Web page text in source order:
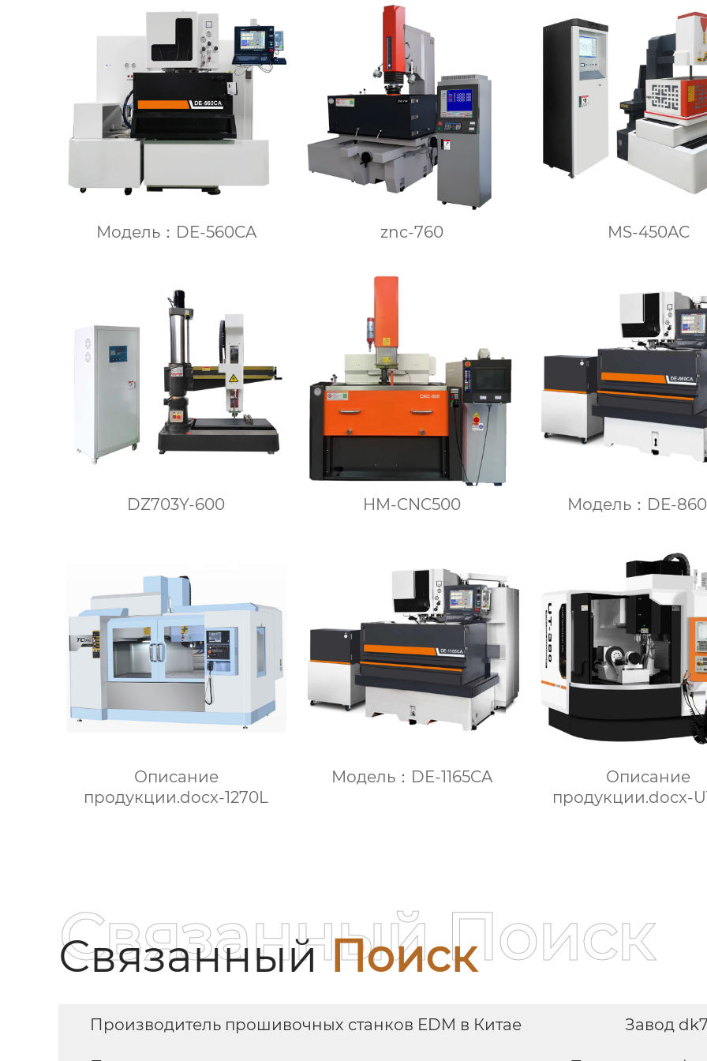
Модель：DE-560CA znc-760 MS-450AC
DZ703Y-600 HM-CNC500 Модель：DE-
Описание
продукции.docx-1270L
Модель：DE-1165CA
Описание
продукции.docx-
СвязанныйПоиск
Связанный Поиск
Производитель прошивочных станков EDM в Китае Завод